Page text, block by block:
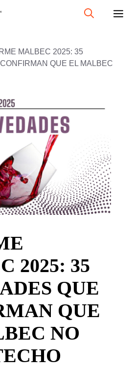
MALBEC 2025: 35
QUE EL MALBEC
2025: 35
QUE
QUE
NO